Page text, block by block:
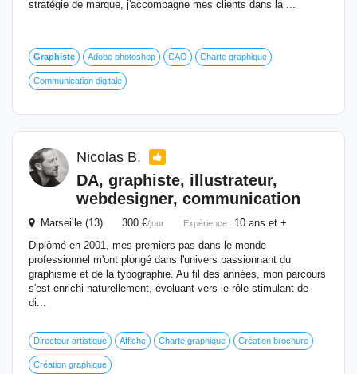
stratégie de marque, j'accompagne mes clients dans la ...
Graphiste Adobe photoshop CAO Charte graphique
Communication digitale
Nicolas B.
DA, graphiste, illustrateur,
webdesigner, communication
Marseille (13) 300 €/jour Expérience : 10 ans et +
Diplômé en 2001, mes premiers pas dans le monde
professionnel m'ont plongé dans l'univers passionnant du
graphisme et de la typographie. Au fil des années, mon parcours
s'est enrichi naturellement, évoluant vers le rôle stimulant de
di...
Directeur artistique Affiche Charte graphique Création brochure
Création graphique